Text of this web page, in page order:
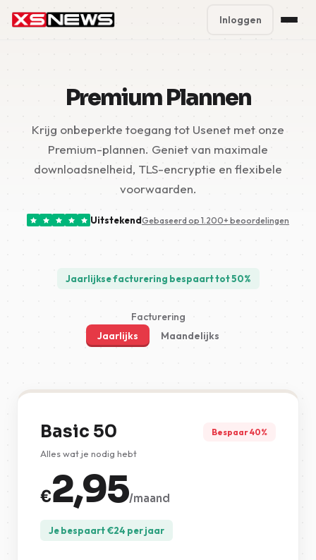
Block Accounts
Support
Contact
Inloggen
Premium Plannen
Krijg onbeperkte toegang tot Usenet met onze
Premium-plannen. Geniet van maximale
downloadsnelheid, TLS-encryptie en flexibele
voorwaarden.
UitstekendGebaseerd op 1.200+ beoordelingen
Jaarlijkse facturering bespaart tot 50%
Facturering
Jaarlijks
Maandelijks
Basic 50 Bespaar 40%
Alles wat je nodig hebt
€2,95/maand
Je bespaart€24 per jaar